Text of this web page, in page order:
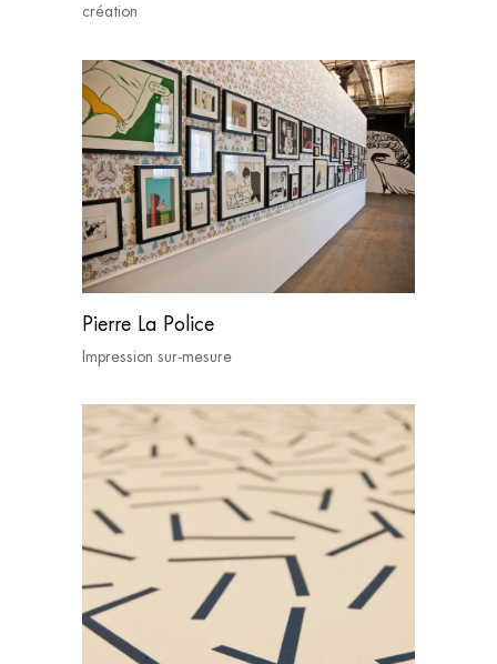
création
Pierre La Police
Impression sur-mesure